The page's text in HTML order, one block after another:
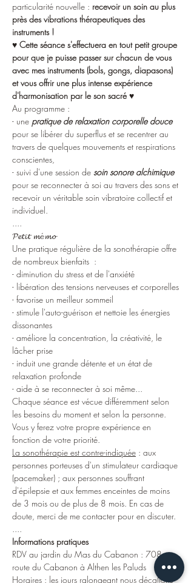
particularité nouvelle : recevoir un soin au plus
près des vibrations thérapeutiques des
instruments !
♥ Cette séance s'effectuera en tout petit groupe
pour que je puisse passer sur chacun de vous
avec mes instruments (bols, gongs, diapasons)
et vous offrir une plus intense expérience
d'harmonisation par le son sacré ♥
Au programme :
- une pratique de relaxation corporelle douce
pour se libérer du superflus et se recentrer au
travers de quelques mouvements et respirations
conscientes,
- suivi d'une session de soin sonore alchimique
pour se reconnecter à soi au travers des sons et
recevoir un véritable soin vibratoire collectif et
individuel.
....
𝓟𝓮𝓽𝓲𝓽 𝓶é𝓶𝓸
Une pratique régulière de la sonothérapie offre
de nombreux bienfaits  :
- diminution du stress et de l'anxiété
- libération des tensions nerveuses et corporelles
- favorise un meilleur sommeil
- stimule l'auto-guérison et nettoie les énergies
dissonantes
- améliore la concentration, la créativité, le
lâcher prise
- induit une grande détente et un état de
relaxation profonde
- aide à se reconnecter à soi même...
Chaque séance est vécue différemment selon
les besoins du moment et selon la personne.
Vous y ferez votre propre expérience en
fonction de votre priorité.
La sonothérapie est contre-indiquée : aux
personnes porteuses d'un stimulateur cardiaque
(pacemaker) ; aux personnes souffrant
d'épilepsie et aux femmes enceintes de moins
de 3 mois ou de plus de 8 mois. En cas de
doute, merci de me contacter pour en discuter.
....
Informations pratiques
RDV au jardin du Mas du Cabanon : 708
route du Cabanon à Althen les Paluds
Horaires : les jours ralongeant nous décallons